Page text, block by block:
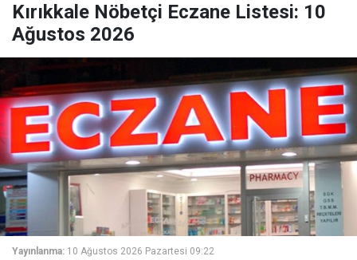
Kırıkkale Nöbetçi Eczane Listesi: 10
Ağustos 2026
Yayınlanma: 10 Ağustos 2026 Pazartesi 09:22